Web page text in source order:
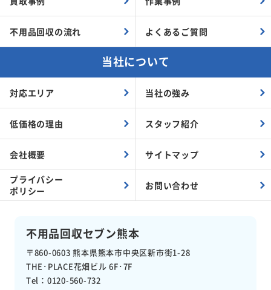
不用品回収セブン熊本
〒860-0603熊本県熊本市中央区新市街1-28
THE･PLACE花畑ビル 6F･7F
Tel：0120-560-732
不用品回収の流れ よくあるご質問
当社について
対応エリア 当社の強み
低価格の理由 スタッフ紹介
会社概要 サイトマップ
プライバシー
ポリシー
お問い合わせ